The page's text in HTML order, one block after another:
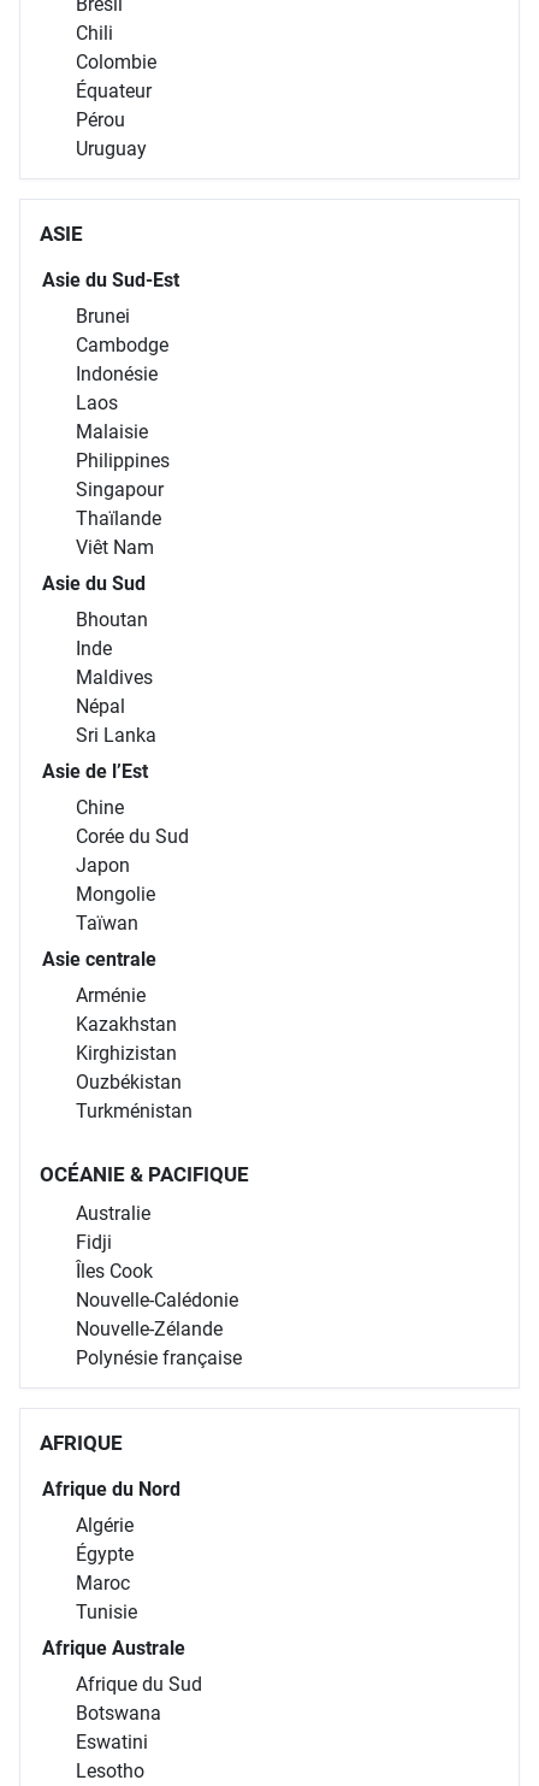
Chili
Colombie
Équateur
Pérou
Uruguay
ASIE
Asie du Sud-Est
Brunei
Cambodge
Indonésie
Laos
Malaisie
Philippines
Singapour
Thaïlande
Viêt Nam
Asie du Sud
Bhoutan
Inde
Maldives
Népal
Sri Lanka
Asie de l’Est
Chine
Corée du Sud
Japon
Mongolie
Taïwan
Asie centrale
Arménie
Kazakhstan
Kirghizistan
Ouzbékistan
Turkménistan
OCÉANIE & PACIFIQUE
Australie
Fidji
Îles Cook
Nouvelle-Calédonie
Nouvelle-Zélande
Polynésie française
AFRIQUE
Afrique du Nord
Algérie
Égypte
Maroc
Tunisie
Afrique Australe
Afrique du Sud
Botswana
Eswatini
Lesotho